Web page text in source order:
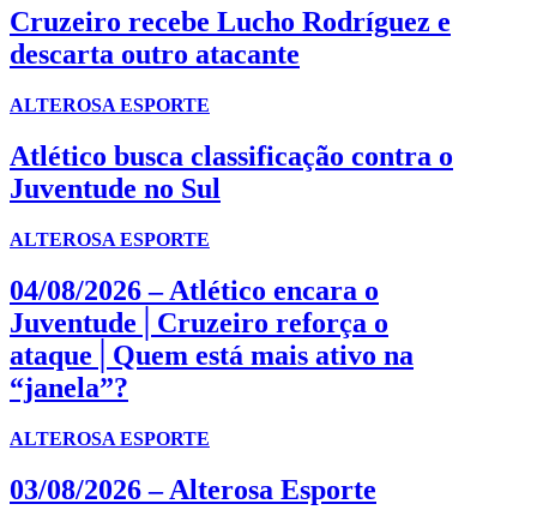
Cruzeiro recebe Lucho Rodríguez e
descarta outro atacante
ALTEROSA ESPORTE
Atlético busca classificação contra o
Juventude no Sul
ALTEROSA ESPORTE
04/08/2026 – Atlético encara o
Juventude│Cruzeiro reforça o
ataque│Quem está mais ativo na
“janela”?
ALTEROSA ESPORTE
03/08/2026 – Alterosa Esporte